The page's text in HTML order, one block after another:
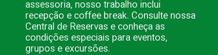
assessoria, nosso trabalho inclui
recepção e coffee break. Consulte nossa
Central de Reservas e conheça as
condições especiais para eventos,
grupos e excursões.